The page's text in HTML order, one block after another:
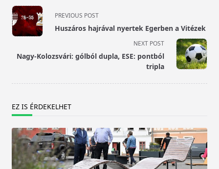
<span
class="nav-
subtitle
reader-
PREVIOUS POST
Huszáros hajrával nyertek Egerben a Vitézek
NEXT POST
Nagy-Kolozsvári: gólból dupla, ESE: pontból
tripla
EZ IS ÉRDEKELHET